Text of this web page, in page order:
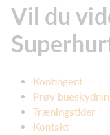
Vil du
Kontingent
Prøv
Træningstider
Kontakt